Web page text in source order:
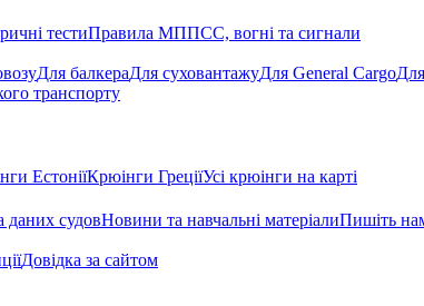
тестиПравила МППСС, вогні та сигнали
Для балкераДля суховантажуДля General Cargo
транспорту
ЕстоніїКрюінги ГреціїУсі крюінги на карті
даних судовНовини та навчальні матеріалиПишіть
Довідка за сайтом